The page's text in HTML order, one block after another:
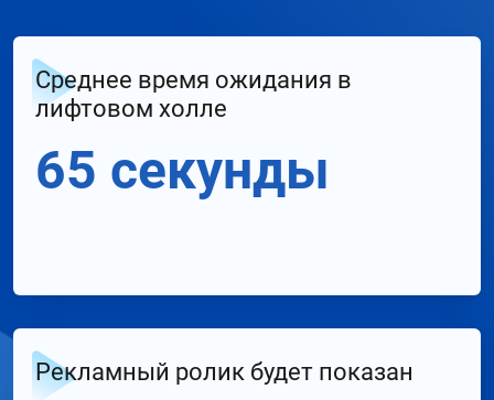
Среднее время ожидания в
лифтовом холле
65 секунды
Рекламный ролик будет показан